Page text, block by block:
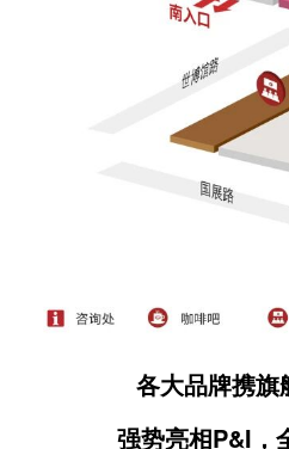
各大品牌携旗
强势亮相P&I，